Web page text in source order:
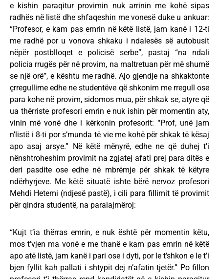
e kishin paraqitur provimin nuk arrinin me kohë sipas
radhës në listë dhe shfaqeshin me vonesë duke u ankuar:
“Profesor, e kam pas emrin në këtë listë, jam kanë i 12-ti
me radhë por u vonova shkaku i ndalesës së autobusit
nëpër postblloqet e policisë serbe”, pastaj “na ndali
policia rrugës për në provim, na maltretuan për më shumë
se një orë”, e kështu me radhë. Ajo gjendje na shkaktonte
çrregullime edhe ne studentëve që shkonim me rregull ose
para kohe në provim, sidomos mua, për shkak se, atyre që
ua thërriste profesori emrin e nuk ishin për momentin aty,
vinin më vonë dhe i kërkonin profesorit: “Prof, unë jam
n’listë i 8-ti por s’munda të vie me kohë për shkak të kësaj
apo asaj arsye.” Në këtë mënyrë, edhe ne që duhej t’i
nënshtroheshim provimit na zgjatej afati prej para ditës e
deri pasdite ose edhe në mbrëmje për shkak të këtyre
ndërhyrjeve. Me këtë situatë ishte bërë nervoz profesori
Mehdi Hetemi (ndjesë pastë), i cili para fillimit të provimit
për qindra studentë, na paralajmëroj:
“Kujt t’ia thërras emrin, e nuk është për momentin këtu,
mos t’vjen ma vonë e me thanë e kam pas emrin në këtë
apo atë listë, jam kanë i pari ose i dyti, por le t’shkon e le t’i
bjen fyllit kah pallati i shtypit dej n’afatin tjetër.” Po fillon